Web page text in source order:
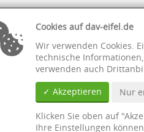
Wir können die Brenta
spannend im Sommer?
Cookies auf dav-eifel.de
Wir verwenden Cookies.
technische
verwenden auch
✓ Akzeptieren
Nur
Klicken Sie oben auf
Ihre Einstellungen